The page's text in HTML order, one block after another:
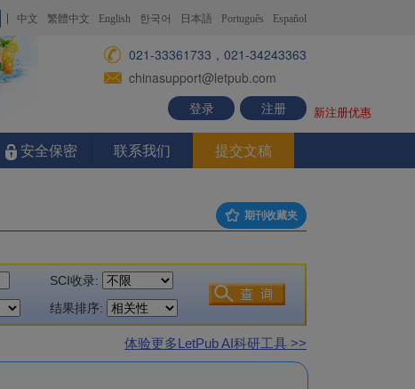
中文 繁體中文 English 한국어 日本語 Português Español
021-33361733，021-34243363
chinasupport@letpub.com
登录
注册 新注册优惠
安全保密 联系我们 提交文稿
期刊收藏夹
SCI收录:
结果排序:
体验更多LetPub AI科研工具 >>